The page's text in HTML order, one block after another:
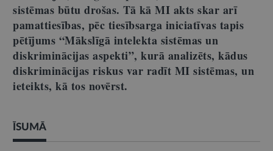
sistēmas būtu drošas. Tā kā MI akts skar arī
pamattiesības, pēc tiesībsarga iniciatīvas tapis
pētījums “Mākslīgā intelekta sistēmas un
diskriminācijas aspekti”, kurā analizēts, kādus
diskriminācijas riskus var radīt MI sistēmas, un
ieteikts, kā tos novērst.
ĪSUMĀ